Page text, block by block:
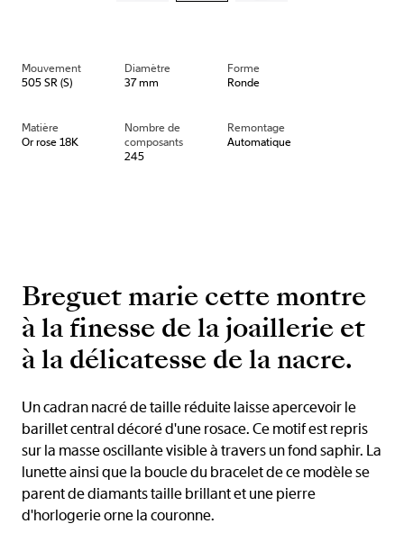
Mouvement
505 SR (S)
Diamètre
37 mm
Forme
Ronde
Matière
Or rose 18K
Nombre de
composants
245
Remontage
Automatique
Breguet marie cette montre
à la finesse de la joaillerie et
à la délicatesse de la nacre.
Un cadran nacré de taille réduite laisse apercevoir le
barillet central décoré d'une rosace. Ce motif est repris
sur la masse oscillante visible à travers un fond saphir. La
lunette ainsi que la boucle du bracelet de ce modèle se
parent de diamants taille brillant et une pierre
d'horlogerie orne la couronne.